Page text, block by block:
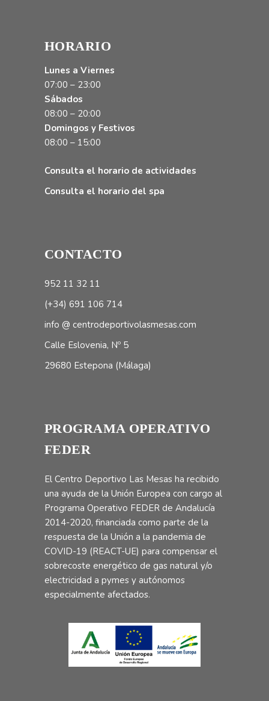
HORARIO
Lunes a Viernes
07:00 – 23:00
Sábados
08:00 – 20:00
Domingos y Festivos
08:00 – 15:00
Consulta el horario de actividades
Consulta el horario del spa
CONTACTO
952 11 32 11
(+34) 691 106 714
info @ centrodeportivolasmesas.com
Calle Eslovenia, Nº 5
29680 Estepona (Málaga)
PROGRAMA OPERATIVO
FEDER
El Centro Deportivo Las Mesas ha recibido
una ayuda de la Unión Europea con cargo al
Programa Operativo FEDER de Andalucía
2014-2020, financiada como parte de la
respuesta de la Unión a la pandemia de
COVID-19 (REACT-UE) para compensar el
sobrecoste energético de gas natural y/o
electricidad a pymes y autónomos
especialmente afectados.